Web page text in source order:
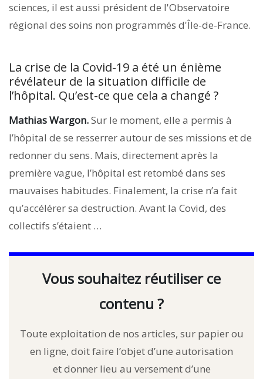
sciences, il est aussi président de l'Observatoire
régional des soins non programmés d'Île-de-France.
La crise de la Covid-19 a été un énième
révélateur de la situation difficile de
l’hôpital. Qu’est-ce que cela a changé ?
Mathias Wargon.Sur le moment, elle a permis à
l’hôpital de se resserrer autour de ses missions et de
redonner du sens. Mais, directement après la
première vague, l’hôpital est retombé dans ses
mauvaises habitudes. Finalement, la crise n’a fait
qu’accélérer sa destruction. Avant la Covid, des
collectifs s’étaient …
Vous souhaitez réutiliser ce
contenu ?
Toute exploitation de nos articles, sur papier ou
en ligne, doit faire l’objet d’une autorisation
et donner lieu au versement d’une